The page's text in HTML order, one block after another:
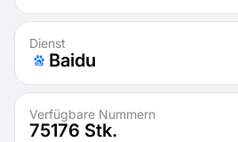
Dienst
Baidu
Verfügbare Nummern
75176 Stk.